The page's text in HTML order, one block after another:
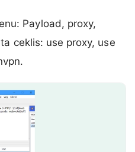
Payload, proxy,
ceklis: use proxy, use